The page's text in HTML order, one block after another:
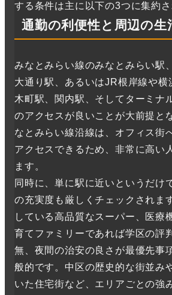
する条件は主に以下の3つに集約さ
通勤の利便性と周辺の生
みなとみらい線のみなとみらい駅
大通り駅、あるいはJR根岸線や横
木町駅、関内駅、そしてターミナ
のアクセスが良いことが大前提と
なとみらい線沿線は、オフィス街
アクセスできるため、非常に高い
ます。
同時に、単に駅に近いというだけ
の充実度も厳しくチェックされま
している高品質なスーパー、医療
育てファミリーであれば学区の評
無、夜間の治安の良さが最優先事
般的です。中区の歴史的な街並み
いた住宅街など、エリアごとの強